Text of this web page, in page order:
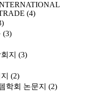
(4)
(3)
지 (3)
(2)
학회 논문지 (2)